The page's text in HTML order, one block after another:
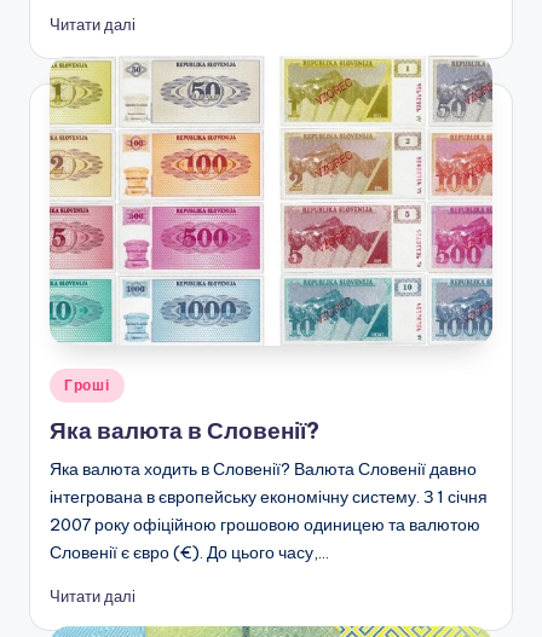
Читати далі
Опубліковано
Гроші
Яка валюта в Словенії?
Яка валюта ходить в Словенії? Валюта Словенії давно
інтегрована в європейську економічну систему. З 1 січня
2007 року офіційною грошовою одиницею та валютою
Словенії є євро (€). До цього часу,…
Читати далі